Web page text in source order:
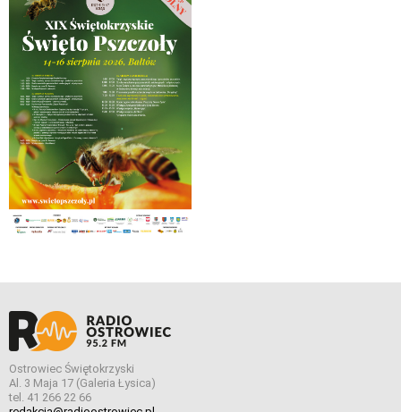
Ostrowiec Świętokrzyski
Al. 3 Maja 17 (Galeria Łysica)
tel. 41 266 22 66